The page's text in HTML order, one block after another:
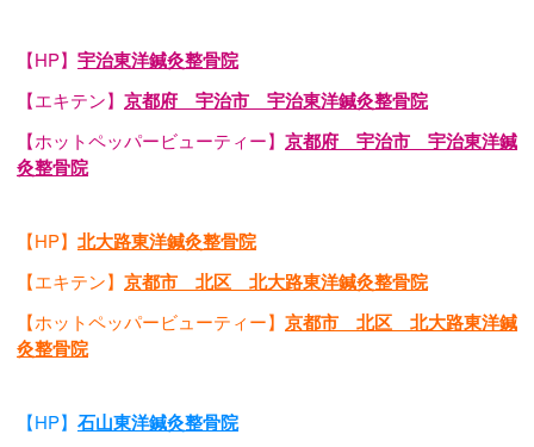
【HP】 宇治東洋鍼灸整骨院
【エキテン】 京都府 宇治市 宇治東洋鍼灸整骨院
【ホットペッパービューティー】 京都府 宇治市 宇治東洋鍼
灸整骨院
【HP】 北大路東洋鍼灸整骨院
【エキテン】 京都市 北区 北大路東洋鍼灸整骨院
【ホットペッパービューティー】 京都市 北区 北大路東洋鍼
灸整骨院
【HP】 石山東洋鍼灸整骨院